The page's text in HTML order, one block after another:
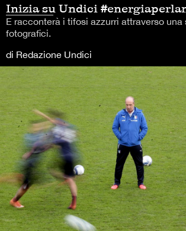
Inizia su Undici
E racconterà i tifosi azzurri attraverso una
fotografici.
di Redazione Undici